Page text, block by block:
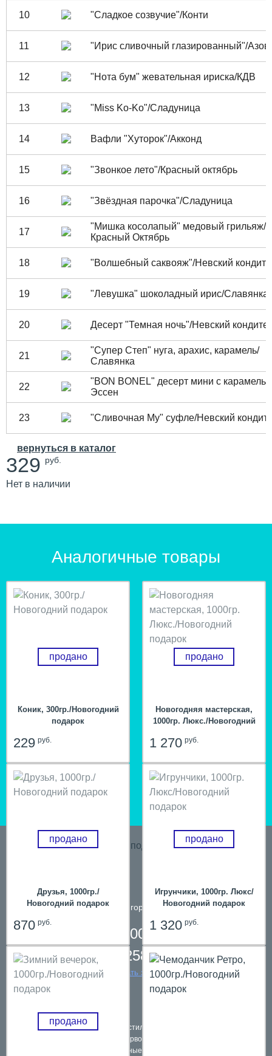
10 "Сладкое созвучие"/Конти
11 "Ирис сливочный глазированный"/
12 "Нота бум" жевательная ириска/КДВ
13 "Miss Ko-Ko"/Сладуница
14 Вафли "Хуторок"/Акконд
15 "Звонкое лето"/Красный октябрь
16 "Звёздная парочка"/Сладуница
17
"Мишка косолапый" медовый грильяж/
Красный Октябрь
18 "Волшебный саквояж"/Невский
19 "Левушка" шоколадный ирис/Славянка
20 Десерт "Темная ночь"/Невский
21
"Супер Степ" нуга, арахис, карамель/
Славянка
22
"BON BONEL" десерт мини с
Эссен
23 "Сливочная Му" суфле/Невский
вернуться в каталог
329 руб.
Нет в наличии
Аналогичные товары
Коник, 300гр./Новогодний
подарок
229руб.
продано
Новогодняя мастерская,
1000гр. Люкс./Новогодний
1 270руб.
продано
Друзья, 1000гр./
Новогодний подарок
870руб.
продано
Игрунчики, 1000гр. Люкс/
Новогодний подарок
1 320руб.
продано
продано
телефон в городе Пермь
8 800 200 61 59,
8 342 258 39 59
заказать звонок
Подарки в текстильной упаковке
Наборы первоклассников
Школьные ранцы